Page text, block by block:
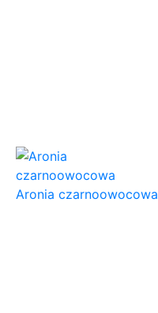
Aronia czarnoowocowa